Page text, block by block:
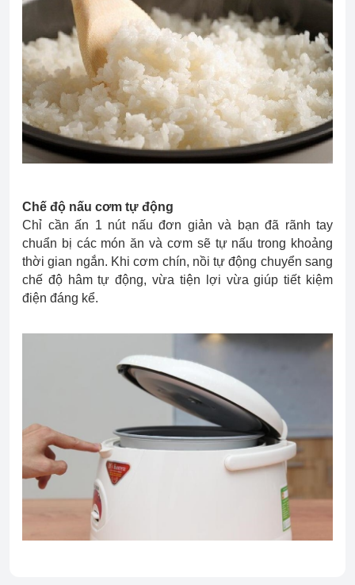
Chế độ nấu cơm tự động
Chỉ cần ấn 1 nút nấu đơn giản và bạn đã rãnh tay
chuẩn bị các món ăn và cơm sẽ tự nấu trong khoảng
thời gian ngắn. Khi cơm chín, nồi tự động chuyển sang
chế độ hâm tự động, vừa tiện lợi vừa giúp tiết kiệm
điện đáng kể.